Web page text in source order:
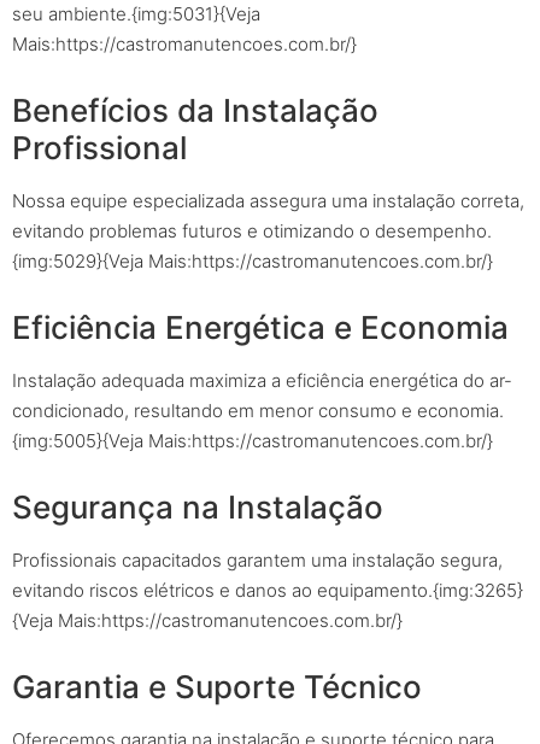
seu ambiente.{img:5031}{Veja
Mais:https://castromanutencoes.com.br/}
Benefícios da Instalação
Profissional
Nossa equipe especializada assegura uma instalação correta,
evitando problemas futuros e otimizando o desempenho.
{img:5029}{Veja Mais:https://castromanutencoes.com.br/}
Eficiência Energética e Economia
Instalação adequada maximiza a eficiência energética do ar-
condicionado, resultando em menor consumo e economia.
{img:5005}{Veja Mais:https://castromanutencoes.com.br/}
Segurança na Instalação
Profissionais capacitados garantem uma instalação segura,
evitando riscos elétricos e danos ao equipamento.{img:3265}
{Veja Mais:https://castromanutencoes.com.br/}
Garantia e Suporte Técnico